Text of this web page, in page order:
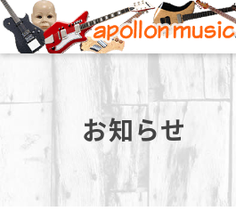
新潟店
お知らせ